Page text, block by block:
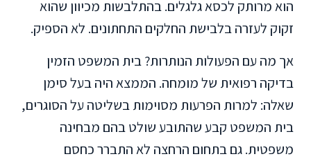
הוא מרותק לכסא גלגלים. בהתלבשות מכיוון שהוא
זקוק לעזרה בלבישת החלקים התחתונים. לא הספיק.
אך מה עם הפעולות הנותרות? בית המשפט הזמין
בדיקה רפואית של מומחה. הממצא היה בעל סימן
שאלה: למרות הפרעות מסוימות בשליטה על הסוגרים,
בית המשפט קבע שהתובע שולט בהם מבחינה
משפטית. גם בתחום הרחצה לא התברר כחסם